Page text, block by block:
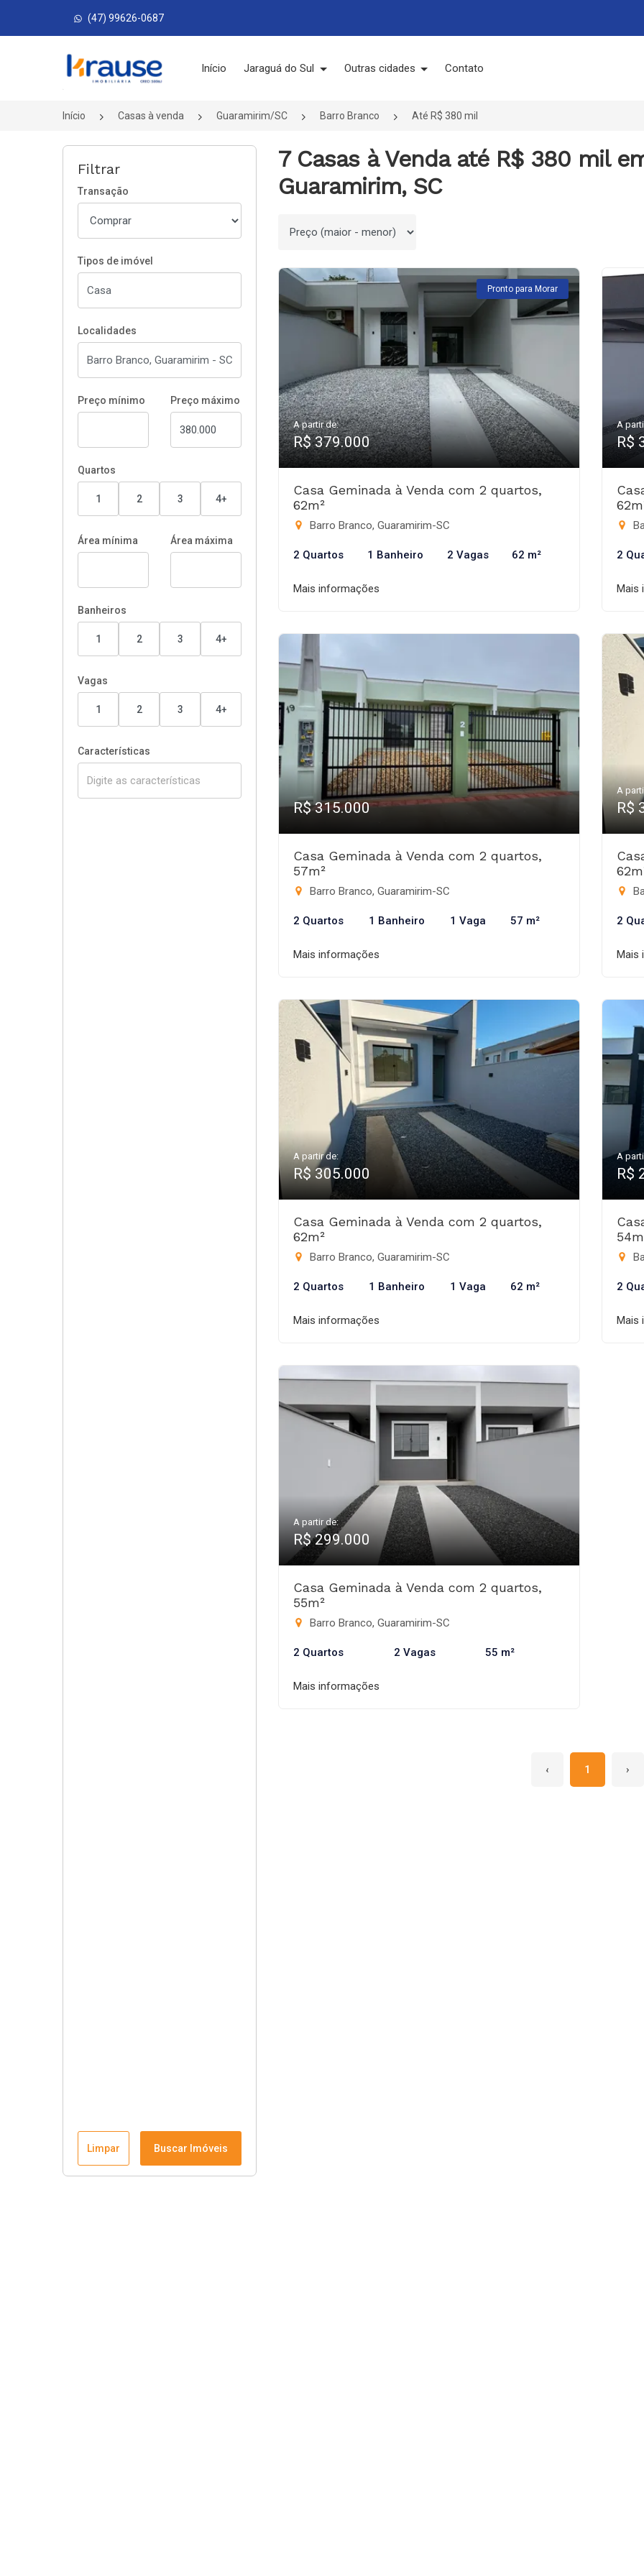
(47) 99626-0687
Página inicial
Início Jaraguá do Sul Outras cidades Contato
Início Casas à venda Guaramirim/SC Barro Branco Até R$ 380 mil
Filtrar
Transação
Tipos de imóvel
Localidades
Preço mínimo Preço máximo
Quartos
1 2 3 4+
Área mínima Área máxima
Banheiros
1 2 3 4+
Vagas
1 2 3 4+
Características
Limpar Buscar Imóveis
7 Casas à Venda até R$ 380 mil
Guaramirim, SC
Ordenar por
Pronto para Morar
A partir de:
R$ 379.000
Casa Geminada à Venda com 2 quartos,
62m²
Barro Branco, Guaramirim-SC
2 Quartos 1 Banheiro 2 Vagas 62 m²
Mais informações
A
R$
2
Mais
R$ 315.000
Casa Geminada à Venda com 2 quartos,
57m²
Barro Branco, Guaramirim-SC
2 Quartos 1 Banheiro 1 Vaga 57 m²
Mais informações
A
R$
2
Mais
A partir de:
R$ 305.000
Casa Geminada à Venda com 2 quartos,
62m²
Barro Branco, Guaramirim-SC
2 Quartos 1 Banheiro 1 Vaga 62 m²
Mais informações
A
R$
2
Mais
A partir de:
R$ 299.000
Casa Geminada à Venda com 2 quartos,
55m²
Barro Branco, Guaramirim-SC
2 Quartos 2 Vagas 55 m²
Mais informações
‹ 1 ›